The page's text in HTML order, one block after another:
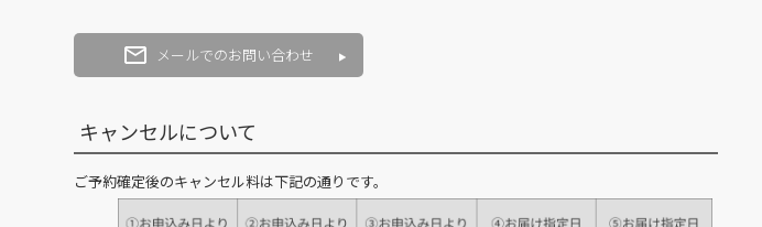
メールでのお問い合わせ
キャンセルについて
ご予約確定後のキャンセル料は下記の通りです。